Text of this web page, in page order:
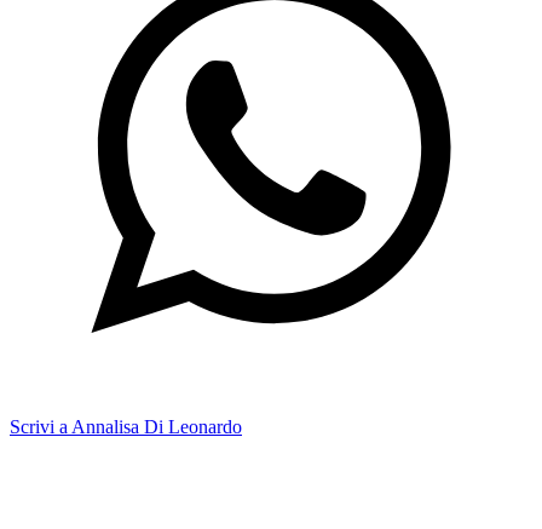
Scrivi a Annalisa Di Leonardo